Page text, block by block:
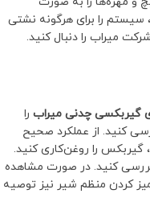
را برای هرگونه نشتی
میراب را دنبال کنید.
گیربكسی چدنی میراب را
کنید. از عملکرد صحیح
را روغن‌کاری کنید.
کنید. در صورت مشاهده
کردن منظم شیر نیز توصیه